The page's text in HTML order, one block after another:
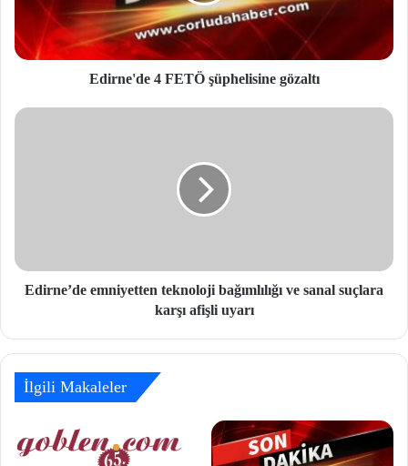
Edirne'de 4 FETÖ şüphelisine gözaltı
Edirne’de emniyetten teknoloji bağımlılığı ve sanal suçlara
karşı afişli uyarı
İlgili Makaleler